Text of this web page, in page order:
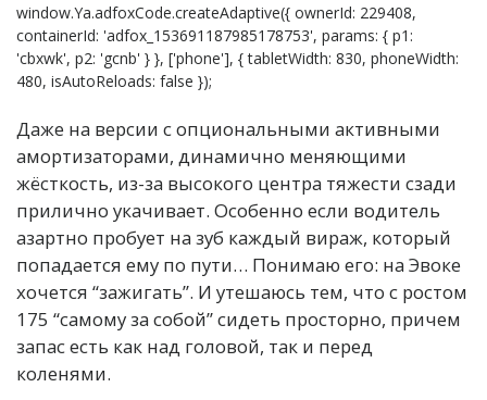
window.Ya.adfoxCode.createAdaptive({ ownerId: 229408,
containerId: 'adfox_153691187985178753', params: { p1:
'cbxwk', p2: 'gcnb' } }, ['phone'], { tabletWidth: 830, phoneWidth:
480, isAutoReloads: false });
Даже на версии с опциональными активными
амортизаторами, динамично меняющими
жёсткость, из-за высокого центра тяжести сзади
прилично укачивает. Особенно если водитель
азартно пробует на зуб каждый вираж, который
попадается ему по пути… Понимаю его: на Эвоке
хочется “зажигать”. И утешаюсь тем, что с ростом
175 “самому за собой” сидеть просторно, причем
запас есть как над головой, так и перед
коленями.